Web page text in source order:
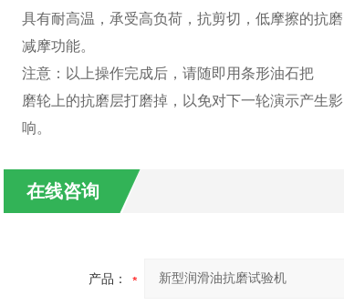
具有耐高温，承受高负荷，抗剪切，低摩擦的抗磨
减摩功能。
注意：以上操作完成后，请随即用条形油石把
磨轮上的抗磨层打磨掉，以免对下一轮演示产生影
响。
在线咨询
产品：